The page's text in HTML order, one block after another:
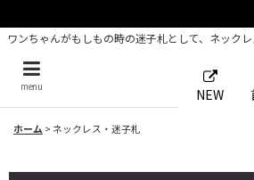
ワンちゃんがもしもの時の迷子札として、ネック
menu NEW
ホーム > ネックレス・迷子札